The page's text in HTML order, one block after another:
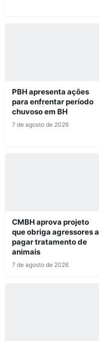
PBH apresenta ações
para enfrentar período
chuvoso em BH
7 de agosto de 2026
CMBH aprova projeto
que obriga agressores a
pagar tratamento de
animais
7 de agosto de 2026